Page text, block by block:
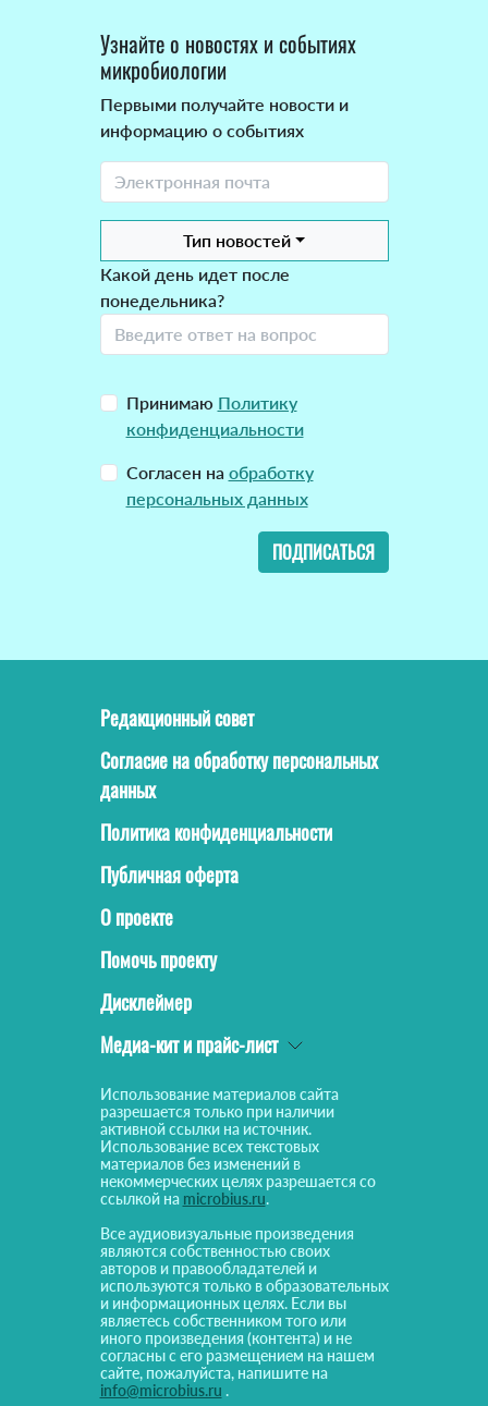
Узнайте о новостях и событиях
микробиологии
Первыми получайте новости и
информацию о событиях
Тип новостей
Какой день идет после
понедельника?
Принимаю Политику
конфиденциальности
Согласен на обработку
персональных данных
ПОДПИСАТЬСЯ
Редакционный совет
Согласие на обработку персональных
данных
Политика конфиденциальности
Публичная оферта
О проекте
Помочь проекту
Дисклеймер
Медиа-кит и прайс-лист
Использование материалов сайта
разрешается только при наличии
активной ссылки на источник.
Использование всех текстовых
материалов без изменений в
некоммерческих целях разрешается со
ссылкой на microbius.ru.
Все аудиовизуальные произведения
являются собственностью своих
авторов и правообладателей и
используются только в образовательных
и информационных целях. Если вы
являетесь собственником того или
иного произведения (контента) и не
согласны с его размещением на нашем
сайте, пожалуйста, напишите на
info@microbius.ru .